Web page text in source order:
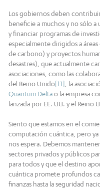
Los gobiernos deben
beneficie a muchos y no sólo
y financiar programas de
especialmente dirigidos a
de carbono) y proyectos
desastres), que actualmente
asociaciones, como las
del Reino Unido[11]
, la
Quantum Deltao la empresa
lanzada por EE. UU. y el Reino
Siento que estamos en el
computación cuántica, pero ya
nos espera. Debemos
sectores privados y públicos
para todos y que el destino
cuántica promete profundos
finanzas hasta la seguridad